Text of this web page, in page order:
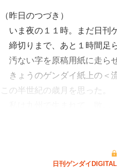
（昨日のつづき）
いま夜の１１時。まだ日刊
締切りまで、あと１時間足ら
汚ない字を原稿用紙に走らせ
きょうのゲンダイ紙上の＜
この半世紀の歳月を思った。
日刊ゲンダイ